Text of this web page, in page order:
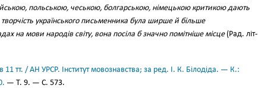
польською, чеською, болгарською, німецькою критикою дають
українського письменника була ширше й більше
на мови народів світу, вона посіла б значно помітніше місце(Рад. літ-
11 тт. / АН УРСР. Інститут мовознавства; за ред. І. К. Білодіда. — К.:
— Т. 9. — С. 573.